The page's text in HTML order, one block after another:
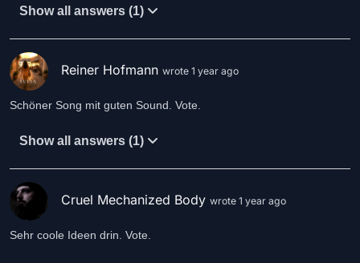
Show all answers (1)
Reiner Hofmann wrote 1 year ago
Schöner Song mit guten Sound. Vote.
Show all answers (1)
Cruel Mechanized Body wrote 1 year ago
Sehr coole Ideen drin. Vote.